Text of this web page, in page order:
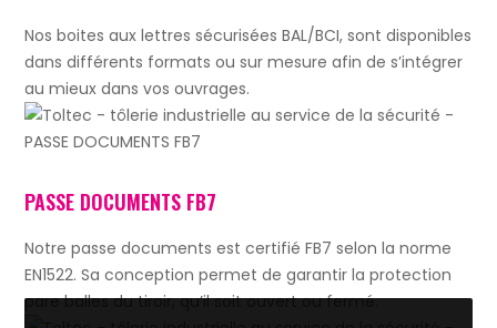
Nos boites aux lettres sécurisées BAL/BCI, sont disponibles
dans différents formats ou sur mesure afin de s’intégrer
au mieux dans vos ouvrages.
PASSE DOCUMENTS FB7
Notre passe documents est certifié FB7 selon la norme
EN1522. Sa conception permet de garantir la protection
pare balles du tiroir, qu’il soit ouvert ou fermé.